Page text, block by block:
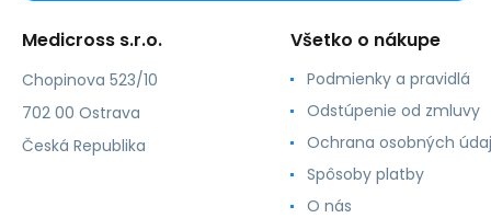
Medicross s.r.o.
Chopinova 523/10
702 00 Ostrava
Česká Republika
Všetko o nákupe
Podmienky a pravidlá
Odstúpenie od zmluvy
Ochrana osobných
Spôsoby platby
O nás